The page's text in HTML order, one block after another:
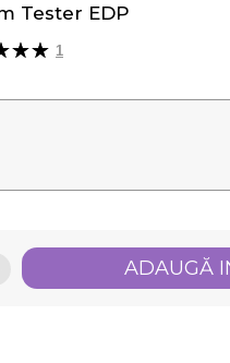
Tester EDP
1
ADAUGĂ